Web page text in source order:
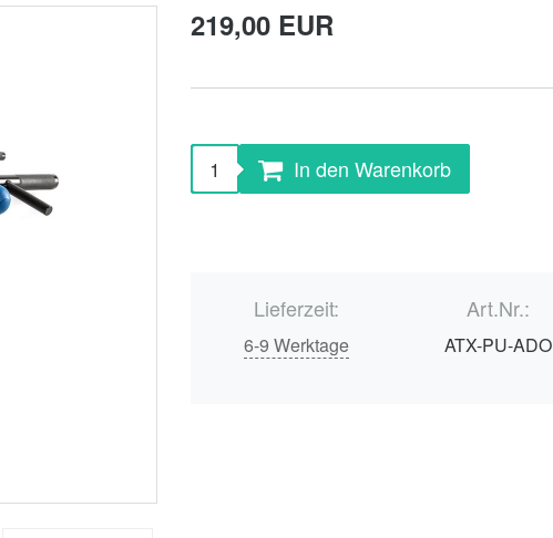
219,00 EUR
In den Warenkorb
Lieferzeit:
6-9 Werktage
Art.Nr.:
ATX-PU-ADO